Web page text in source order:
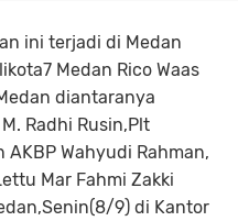
ini terjadi di Medan
Medan Rico Waas
diantaranya
Radhi Rusin,Plt
Wahyudi Rahman,
Mar Fahmi Zakki
9) di Kantor